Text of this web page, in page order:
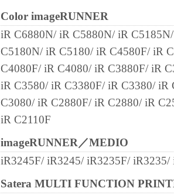
Color imageRUNNER
iR C6880N/ iR C5880N/ iR
C5180N/ iR C5180/ iR C4580F/ iR
C4080F/ iR C4080/ iR C3880F/ iR
iR C3580/ iR C3380F/ iR C3380/ iR
C3080/ iR C2880F/ iR C2880/ iR
iR C2110F
imageRUNNER／MEDIO
iR3245F/ iR3245/ iR3235F/ iR3235/
Satera MULTI FUNCTION